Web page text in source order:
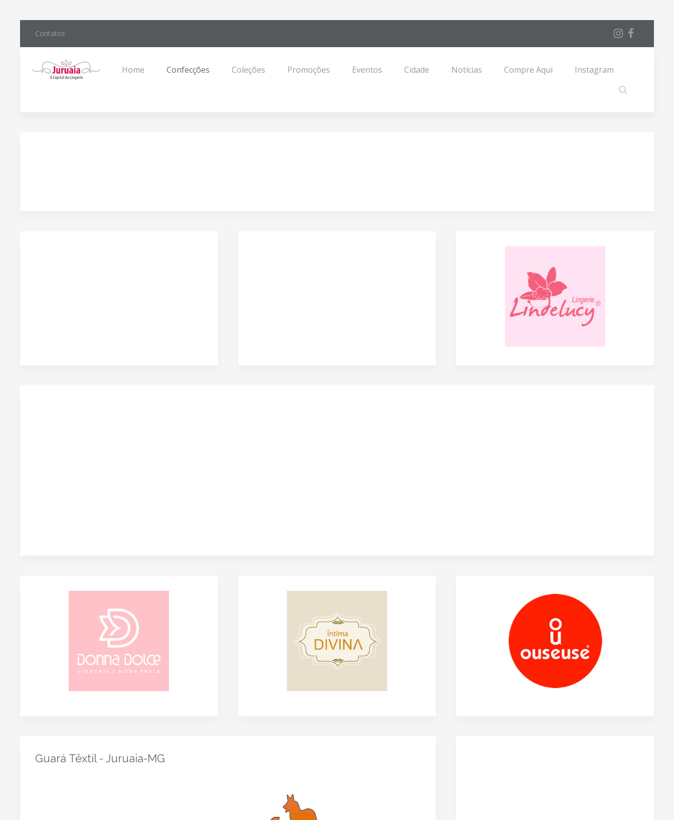
Contatos
Home Confecções Coleções Promoções Eventos Cidade Notícias Compre Aqui Instagram
Guará Têxtil - Juruaia-MG